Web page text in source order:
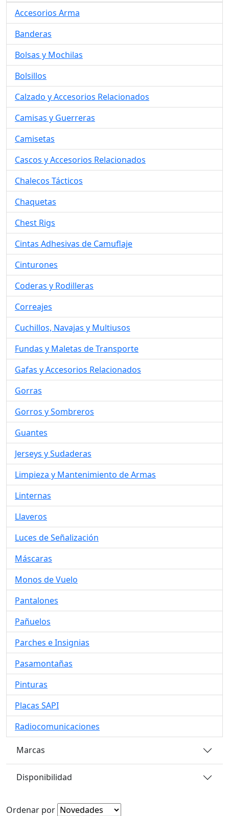
Accesorios Arma
Banderas
Bolsas y Mochilas
Bolsillos
Calzado y Accesorios Relacionados
Camisas y Guerreras
Camisetas
Cascos y Accesorios Relacionados
Chalecos Tácticos
Chaquetas
Chest Rigs
Cintas Adhesivas de Camuflaje
Cinturones
Coderas y Rodilleras
Correajes
Cuchillos, Navajas y Multiusos
Fundas y Maletas de Transporte
Gafas y Accesorios Relacionados
Gorras
Gorros y Sombreros
Guantes
Jerseys y Sudaderas
Limpieza y Mantenimiento de Armas
Linternas
Llaveros
Luces de Señalización
Máscaras
Monos de Vuelo
Pantalones
Pañuelos
Parches e Insignias
Pasamontañas
Pinturas
Placas SAPI
Radiocomunicaciones
Marcas
Disponibilidad
Ordenar por